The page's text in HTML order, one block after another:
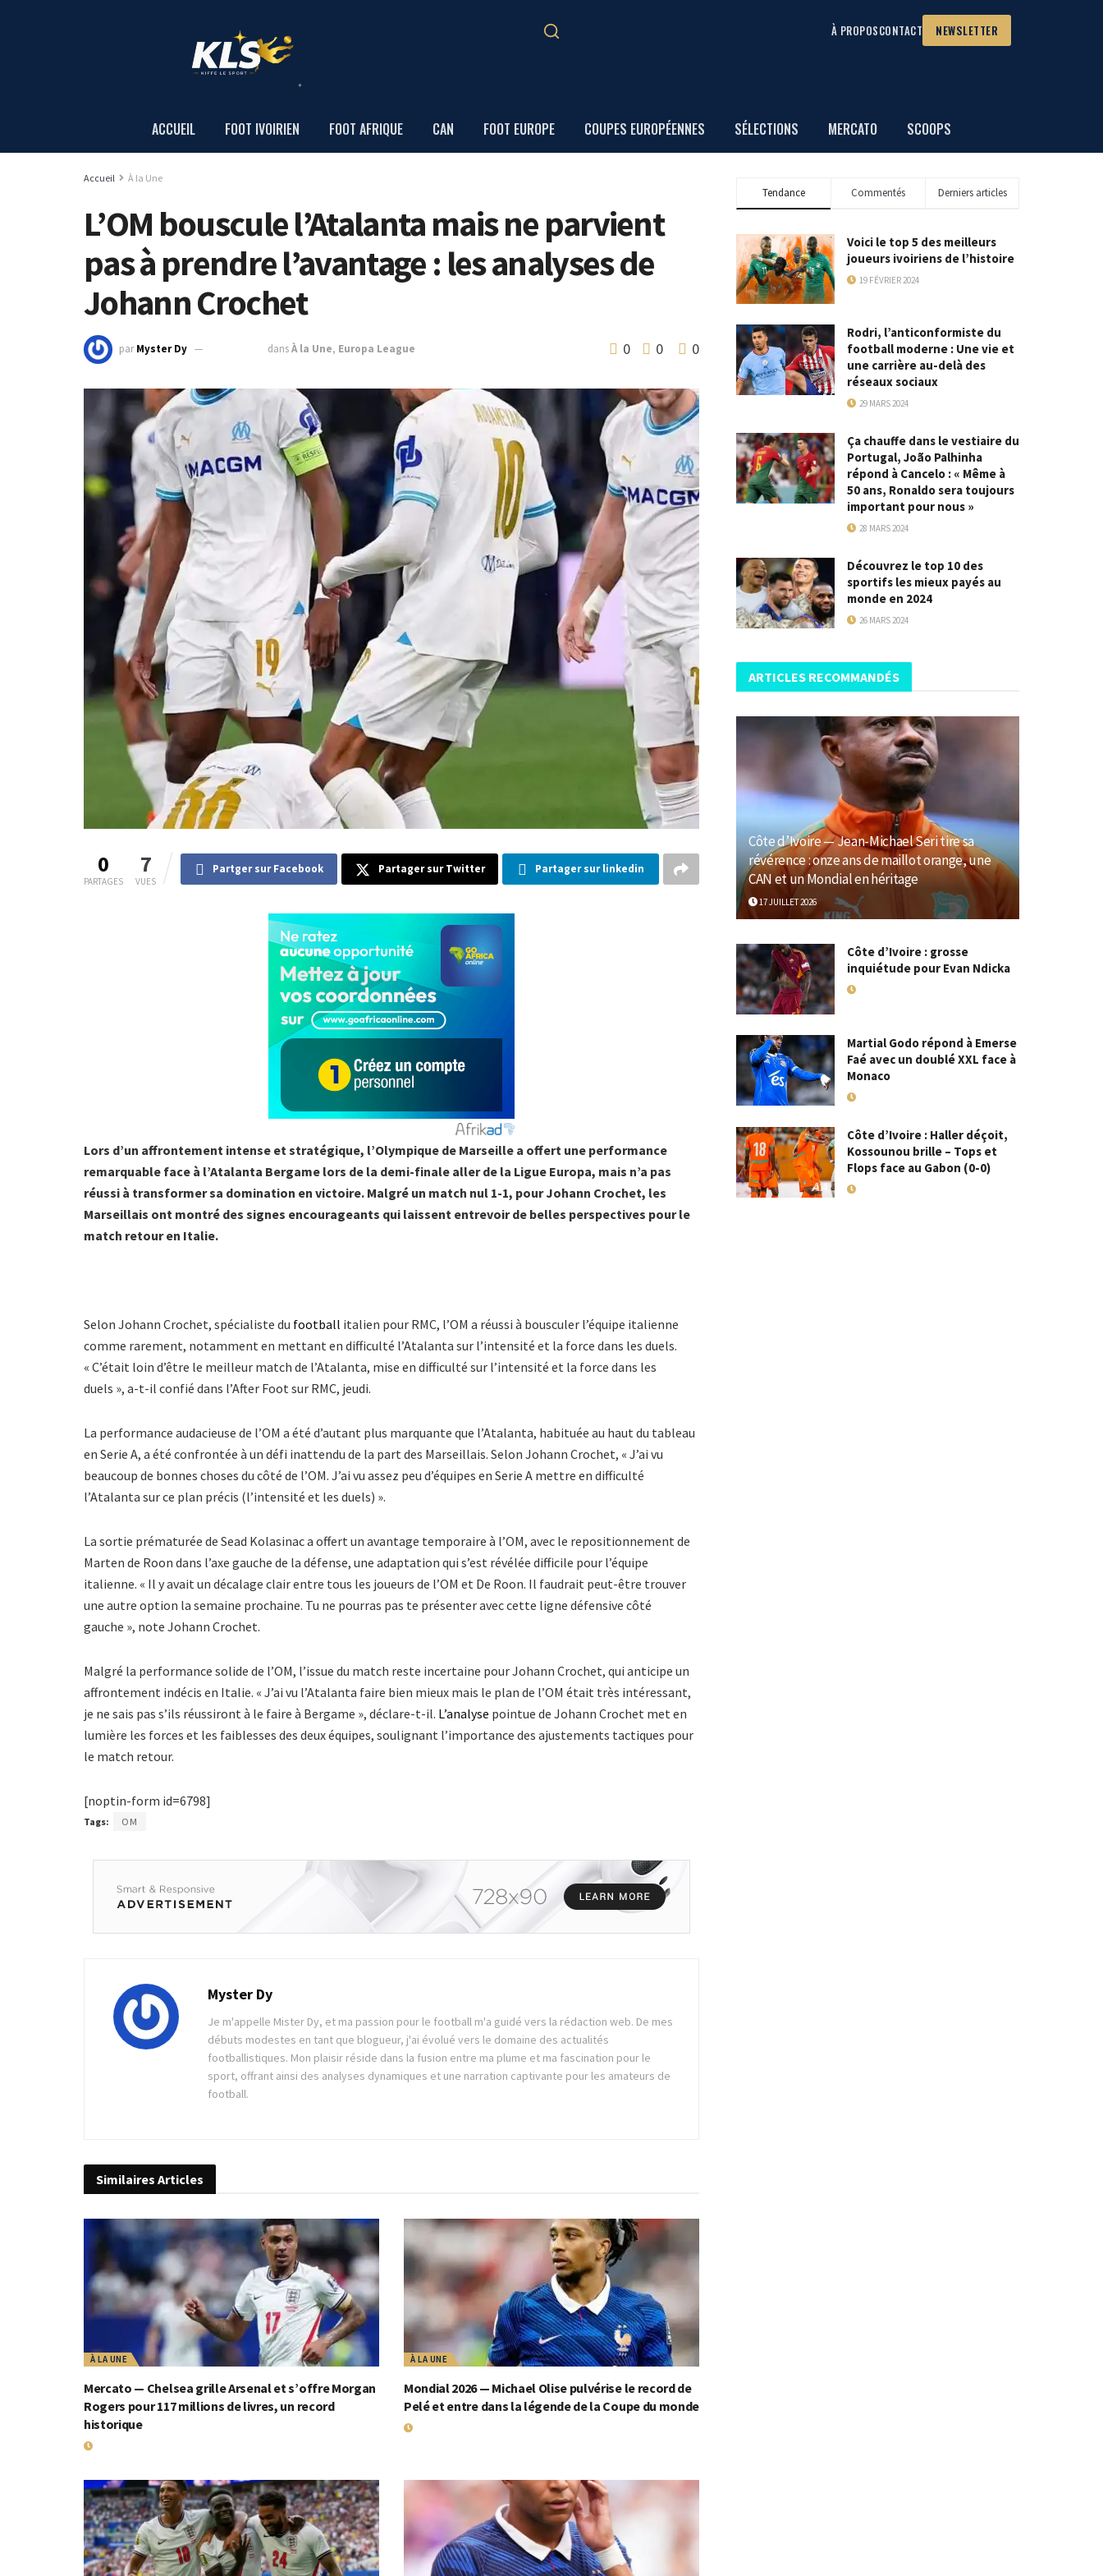
À PROPOSCONTACT NEWSLETTER
ACCUEIL FOOT IVOIRIEN FOOT AFRIQUE CAN FOOT EUROPE COUPES EUROPÉENNES SÉLECTIONS MERCATO SCOOPS
Accueil À la Une
L’OM bouscule l’Atalanta mais ne parvient
pas à prendre l’avantage : les analyses de
Johann Crochet
par Myster Dy dansÀ la Une, Europa League 0 0 0
0
PARTAGES
7
VUES
Partger sur Facebook Partager sur Twitter Partager sur linkedin
Lors d’un affrontement intense et stratégique, l’Olympique de Marseille a offert une performance
remarquable face à l’Atalanta Bergame lors de la demi-finale aller de la Ligue Europa, mais n’a pas
réussi à transformer sa domination en victoire. Malgré un match nul 1-1, pour Johann Crochet, les
Marseillais ont montré des signes encourageants qui laissent entrevoir de belles perspectives pour le
match retour en Italie.
Selon Johann Crochet, spécialiste du football italien pour RMC, l’OM a réussi à bousculer l’équipe italienne
comme rarement, notamment en mettant en difficulté l’Atalanta sur l’intensité et la force dans les duels.
« C’était loin d’être le meilleur match de l’Atalanta, mise en difficulté sur l’intensité et la force dans les
duels », a-t-il confié dans l’After Foot sur RMC, jeudi.
La performance audacieuse de l’OM a été d’autant plus marquante que l’Atalanta, habituée au haut du tableau
en Serie A, a été confrontée à un défi inattendu de la part des Marseillais. Selon Johann Crochet, « J’ai vu
beaucoup de bonnes choses du côté de l’OM. J’ai vu assez peu d’équipes en Serie A mettre en difficulté
l’Atalanta sur ce plan précis (l’intensité et les duels) ».
La sortie prématurée de Sead Kolasinac a offert un avantage temporaire à l’OM, avec le repositionnement de
Marten de Roon dans l’axe gauche de la défense, une adaptation qui s’est révélée difficile pour l’équipe
italienne. « Il y avait un décalage clair entre tous les joueurs de l’OM et De Roon. Il faudrait peut-être trouver
une autre option la semaine prochaine. Tu ne pourras pas te présenter avec cette ligne défensive côté
gauche », note Johann Crochet.
Malgré la performance solide de l’OM, l’issue du match reste incertaine pour Johann Crochet, qui anticipe un
affrontement indécis en Italie. « J’ai vu l’Atalanta faire bien mieux mais le plan de l’OM était très intéressant,
je ne sais pas s’ils réussiront à le faire à Bergame », déclare-t-il. L’analyse pointue de Johann Crochet met en
lumière les forces et les faiblesses des deux équipes, soulignant l’importance des ajustements tactiques pour
le match retour.
[noptin-form id=6798]
Tags: OM
Myster Dy
Je m'appelle Mister Dy, et ma passion pour le football m'a guidé vers la rédaction web. De mes
débuts modestes en tant que blogueur, j'ai évolué vers le domaine des actualités
footballistiques. Mon plaisir réside dans la fusion entre ma plume et ma fascination pour le
sport, offrant ainsi des analyses dynamiques et une narration captivante pour les amateurs de
football.
Similaires Articles
À LA UNE
Mercato — Chelsea grille Arsenal et s’offre Morgan
Rogers pour 117 millions de livres, un record
historique
À LA UNE
Mondial 2026 — Michael Olise pulvérise le record de
Pelé et entre dans la légende de la Coupe du monde
Tendance Commentés Derniers articles
Voici le top 5 des meilleurs
joueurs ivoiriens de l’histoire
19 FÉVRIER 2024
Rodri, l’anticonformiste du
football moderne : Une vie et
une carrière au-delà des
réseaux sociaux
29 MARS 2024
Ça chauffe dans le vestiaire du
Portugal, João Palhinha
répond à Cancelo : « Même à
50 ans, Ronaldo sera toujours
important pour nous »
28 MARS 2024
Découvrez le top 10 des
sportifs les mieux payés au
monde en 2024
26 MARS 2024
ARTICLES RECOMMANDÉS
Côte d’Ivoire — Jean-Michael Seri tire sa
révérence : onze ans de maillot orange, une
CAN et un Mondial en héritage
17 JUILLET 2026
Côte d’Ivoire : grosse
inquiétude pour Evan Ndicka
Martial Godo répond à Emerse
Faé avec un doublé XXL face à
Monaco
Côte d’Ivoire : Haller déçoit,
Kossounou brille – Tops et
Flops face au Gabon (0-0)